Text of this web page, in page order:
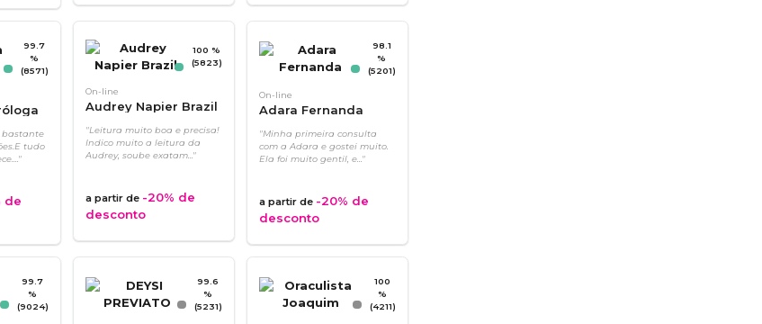
99.7
%
(8571)
bastante
tudo
de
100 %
(5823)
On-line
Audrey Napier Brazil
"Leitura muito boa e precisa!
Indico muito a leitura da
Audrey, soube exatam..."
a partir de -20% de
desconto
98.1
%
(5201)
On-line
Adara Fernanda
"Minha primeira consulta
com a Adara e gostei muito.
Ela foi muito gentil, e..."
a partir de -20% de
desconto
99.7
%
(9024)
99.6
%
(5231)
100
%
(4211)